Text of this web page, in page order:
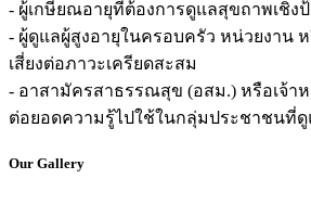
- ผู้เกษียณอายุที่ต้องการดูแลสุขถาพเชิง
- ผู้ดูแลผู้สูงอายุในครอบครัว หน่วยงาน
เสี่ยงต่อภาวะเครียดสะสม
- อาสามัครสาธรรณสุข (อสม.) หรือเจ้า
ต่อยอดความรู้ไปใช้ในกลุ่มประชาชนที่
Our Gallery